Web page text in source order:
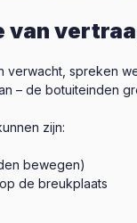
van
verwacht, spreken
– de botuiteinden
zijn:
bewegen)
de breukplaats